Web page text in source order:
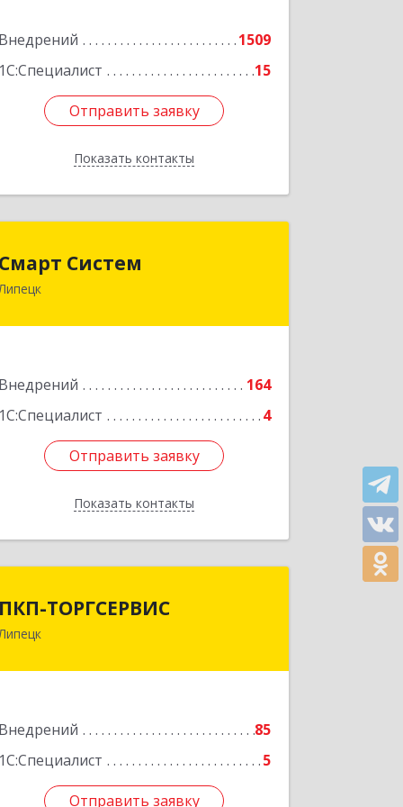
Внедрений
1509
1С:Специалист
15
Отправить заявку
Показать контакты
Подробнее
Отправить заявку
Назад
Смарт Систем
Липецк
Внедрений
164
1С:Специалист
4
Отправить заявку
Показать контакты
398059, Липецкая обл, Липецк г,
Отправить заявку
Назад
ПКП-ТОРГСЕРВИС
Липецк
Внедрений
85
1С:Специалист
5
Отправить заявку
398024, Липецкая обл, Липецк г,
Отправить заявку